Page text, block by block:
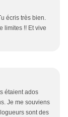
écris très bien.
limites !! Et vive
étaient ados
Je me souviens
sont des